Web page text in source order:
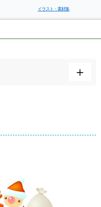
イラスト・素材集